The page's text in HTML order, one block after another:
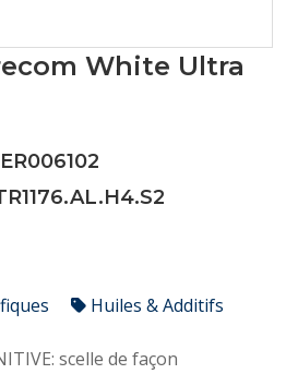
White Ultra
Huiles & Additifs
scelle de façon